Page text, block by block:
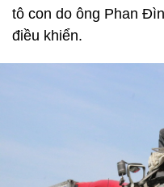
tô con do ông Phan
điều khiển.